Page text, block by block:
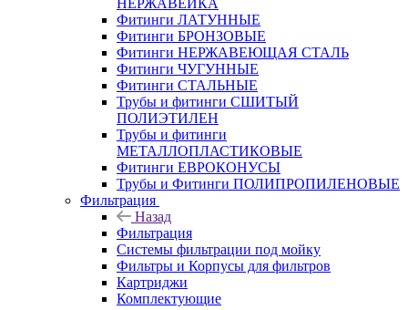
НЕРЖАВЕЙКА
Фитинги ЛАТУННЫЕ
Фитинги БРОНЗОВЫЕ
Фитинги НЕРЖАВЕЮЩАЯ СТАЛЬ
Фитинги ЧУГУННЫЕ
Фитинги СТАЛЬНЫЕ
Трубы и фитинги СШИТЫЙ
ПОЛИЭТИЛЕН
Трубы и фитинги
МЕТАЛЛОПЛАСТИКОВЫЕ
Фитинги ЕВРОКОНУСЫ
Трубы и Фитинги ПОЛИПРОПИЛЕНОВЫЕ
Фильтрация
Назад
Фильтрация
Системы фильтрации под мойку
Фильтры и Корпусы для фильтров
Картриджи
Комплектующие